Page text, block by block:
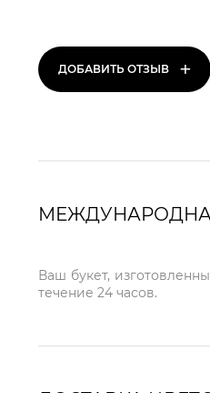
ДОБАВИТЬ ОТЗЫВ +
МЕЖДУНАРОДНАЯ
Ваш букет,
течение 24 часов.